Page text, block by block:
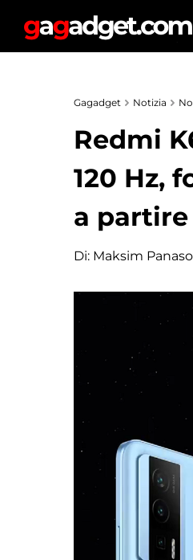
Gagadget Notizia
Redmi
120 Hz,
a
Di: Maksim